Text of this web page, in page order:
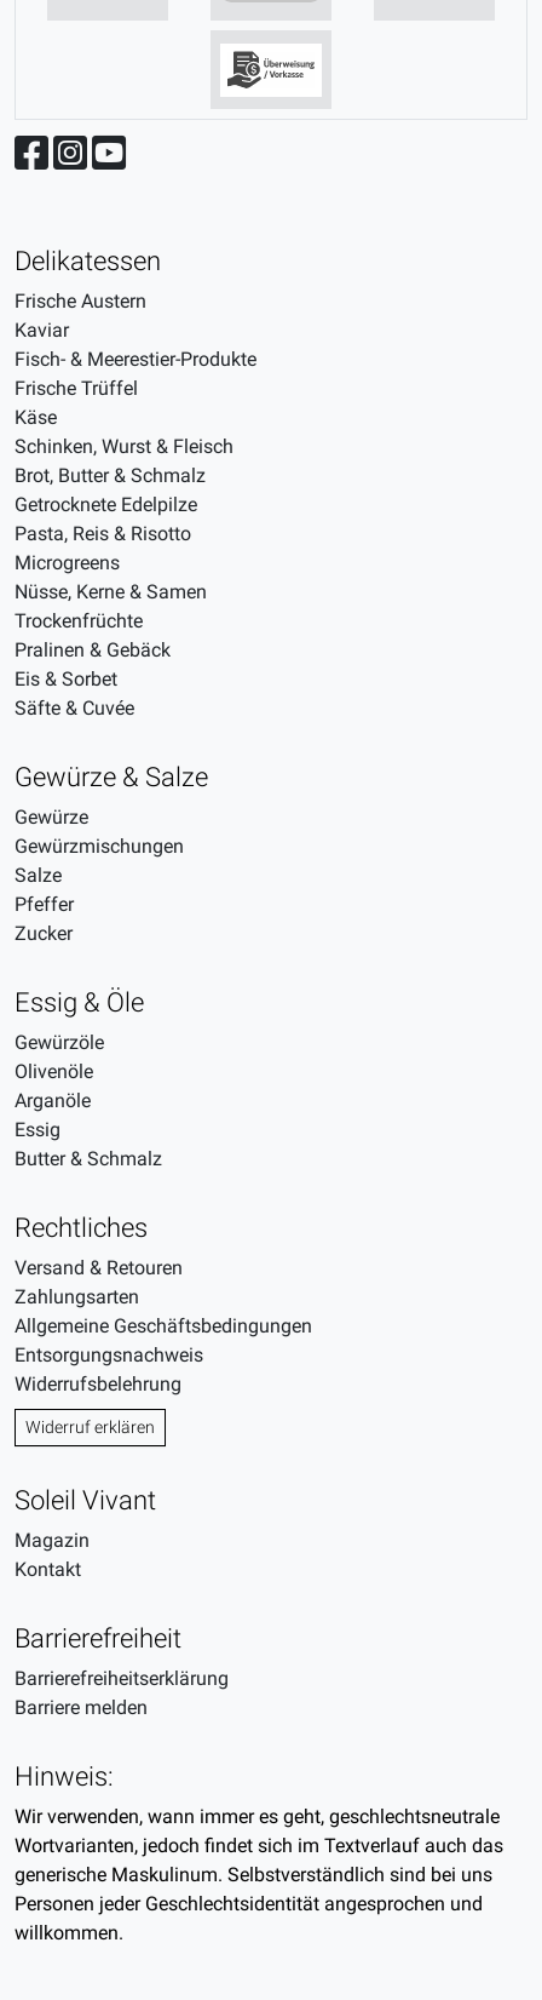
Delikatessen
Frische Austern
Kaviar
Fisch- & Meerestier-Produkte
Frische Trüffel
Käse
Schinken, Wurst & Fleisch
Brot, Butter & Schmalz
Getrocknete Edelpilze
Pasta, Reis & Risotto
Microgreens
Nüsse, Kerne & Samen
Trockenfrüchte
Pralinen & Gebäck
Eis & Sorbet
Säfte & Cuvée
Gewürze & Salze
Gewürze
Gewürzmischungen
Salze
Pfeffer
Zucker
Essig & Öle
Gewürzöle
Olivenöle
Arganöle
Essig
Butter & Schmalz
Rechtliches
Versand & Retouren
Zahlungsarten
Allgemeine Geschäftsbedingungen
Entsorgungsnachweis
Widerrufsbelehrung
Widerruf erklären
Soleil Vivant
Magazin
Kontakt
Barrierefreiheit
Barrierefreiheitserklärung
Barriere melden
Hinweis:
Wir verwenden, wann immer es geht, geschlechtsneutrale
Wortvarianten, jedoch findet sich im Textverlauf auch das
generische Maskulinum. Selbstverständlich sind bei uns
Personen jeder Geschlechtsidentität angesprochen und
willkommen.